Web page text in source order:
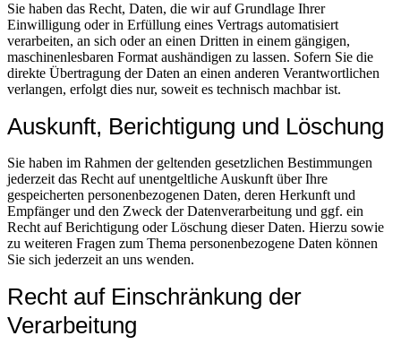
Sie haben das Recht, Daten, die wir auf Grundlage Ihrer
Einwilligung oder in Erfüllung eines Vertrags automatisiert
verarbeiten, an sich oder an einen Dritten in einem gängigen,
maschinenlesbaren Format aushändigen zu lassen. Sofern Sie die
direkte Übertragung der Daten an einen anderen Verantwortlichen
verlangen, erfolgt dies nur, soweit es technisch machbar ist.
Auskunft, Berichtigung und Löschung
Sie haben im Rahmen der geltenden gesetzlichen Bestimmungen
jederzeit das Recht auf unentgeltliche Auskunft über Ihre
gespeicherten personenbezogenen Daten, deren Herkunft und
Empfänger und den Zweck der Datenverarbeitung und ggf. ein
Recht auf Berichtigung oder Löschung dieser Daten. Hierzu sowie
zu weiteren Fragen zum Thema personenbezogene Daten können
Sie sich jederzeit an uns wenden.
Recht auf Einschränkung der
Verarbeitung